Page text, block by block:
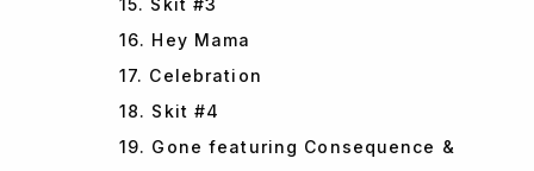
15. Skit #3
16. Hey Mama
17. Celebration
18. Skit #4
19. Gone featuring Consequence &